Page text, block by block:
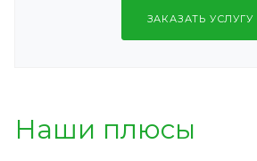
ЗАКАЗАТЬ УСЛУГУ
Наши плюсы